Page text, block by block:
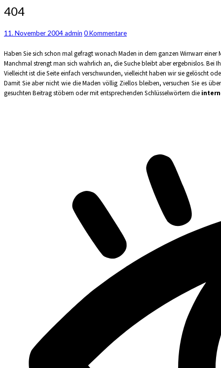
404
404
11. November 2004admin Kommentare
0 Kommentare
Haben Sie sich schon mal gefragt wonach Maden in dem ganzen Wirrwarr
Manchmal strengt man sich wahrlich an, die Suche bleibt aber ergebnislos. Bei
Vielleicht ist die Seite einfach verschwunden, vielleicht haben wir sie gelöscht
Damit Sie aber nicht wie die Maden völlig Ziellos bleiben, versuchen Sie es
gesuchten Beitrag stöbern oder mit entsprechenden Schlüsselwörtern die